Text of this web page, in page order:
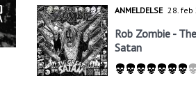
ANMELDELSE 28. feb
Rob Zombie -
Satan